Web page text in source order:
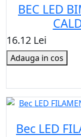
BEC LED
16.12 Lei
Adauga in cos
Bec LED